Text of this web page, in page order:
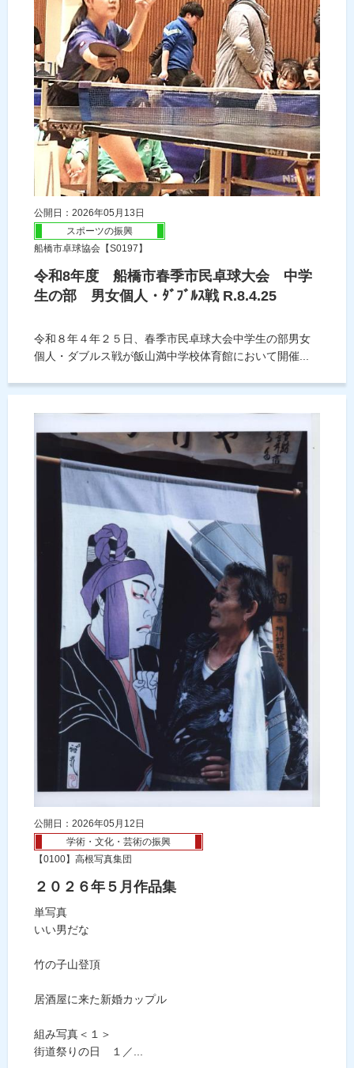
公開日：2026年05月13日
スポーツの振興
船橋市卓球協会【S0197】
令和8年度 船橋市春季市民卓球大会 中学
生の部 男女個人・ﾀﾞﾌﾞﾙｽ戦 R.8.4.25
令和８年４年２５日、春季市民卓球大会中学生の部男女
個人・ダブルス戦が飯山満中学校体育館において開催...
公開日：2026年05月12日
学術・文化・芸術の振興
【0100】高根写真集団
２０２６年５月作品集
単写真
いい男だな
竹の子山登頂
居酒屋に来た新婚カップル
組み写真＜１＞
街道祭りの日 １／...